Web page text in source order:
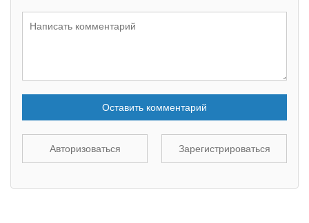
Оставить комментарий
Авторизоваться Зарегистрироваться